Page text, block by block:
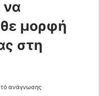
να
μορφή
στη
ανάγνωσης